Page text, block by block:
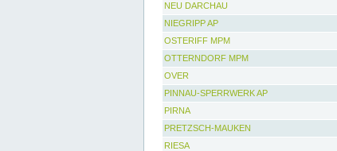
NEU DARCHAU
NIEGRIPP AP
OSTERIFF MPM
OTTERNDORF MPM
OVER
PINNAU-SPERRWERK AP
PIRNA
PRETZSCH-MAUKEN
RIESA